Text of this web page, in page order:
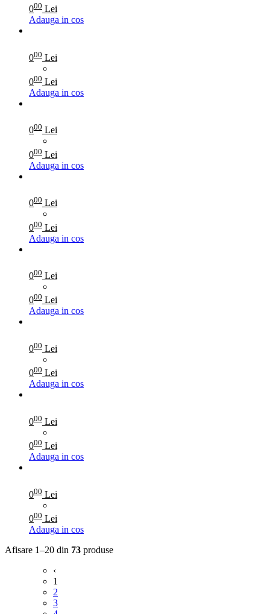
000 Lei
Adauga in cos
000 Lei
000 Lei
Adauga in cos
000 Lei
000 Lei
Adauga in cos
000 Lei
000 Lei
Adauga in cos
000 Lei
000 Lei
Adauga in cos
000 Lei
000 Lei
Adauga in cos
000 Lei
000 Lei
Adauga in cos
000 Lei
000 Lei
Adauga in cos
Afisare 1–20 din 73 produse
‹
1
2
3